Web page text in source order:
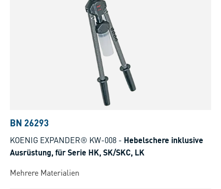
BN 26293
KOENIG EXPANDER® KW-008 - Hebelschere inklusive
Ausrüstung, für Serie HK, SK/SKC, LK
Mehrere Materialien